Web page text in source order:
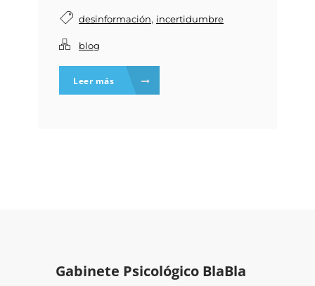
desinformación, incertidumbre
blog
Leer más
Gabinete Psicológico BlaBla